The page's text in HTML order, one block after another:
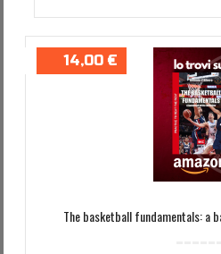
14,00 €
The basketball fundamentals: a